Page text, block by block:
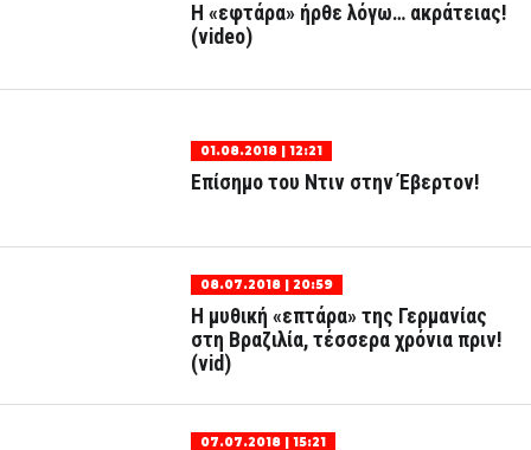
Η «εφτάρα» ήρθε λόγω… ακράτειας!
(video)
01.08.2018 | 12:21
Επίσημο του Ντιν στην Έβερτον!
08.07.2018 | 20:59
Η μυθική «επτάρα» της Γερμανίας
στη Βραζιλία, τέσσερα χρόνια πριν!
(vid)
07.07.2018 | 15:21